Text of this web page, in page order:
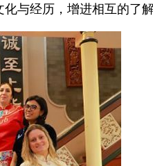
与经历，增进相互的了解